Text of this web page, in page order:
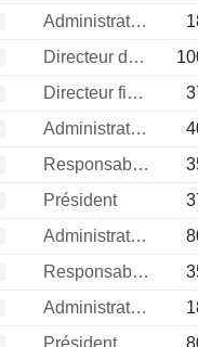
Administrateur
Directeur des operations
Directeur financier
Administrateur
Responsable relations investisseurs
Président
Administrateur
Responsable relations investisseurs
Administrateur